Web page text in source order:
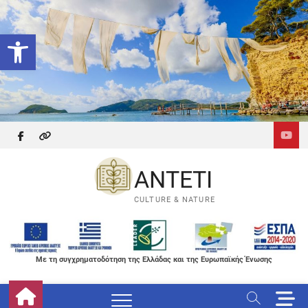
Ανοίξτε τη γραμμή εργαλείων
Skip
to
content
facebook
themefreesia
ANTETI
CULTURE & NATURE
Με τη συγχρηματοδότηση της Ελλάδας και της Ευρωπαϊκής Ένωσης
M